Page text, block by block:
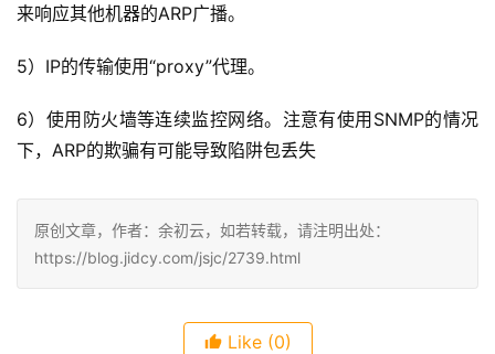
来响应其他机器的ARP广播。
5）IP的传输使用“proxy”代理。
6）使用防火墙等连续监控网络。注意有使用SNMP的情况
下，ARP的欺骗有可能导致陷阱包丢失
原创文章，作者：余初云，如若转载，请注明出处：
https://blog.jidcy.com/jsjc/2739.html
Like (0)